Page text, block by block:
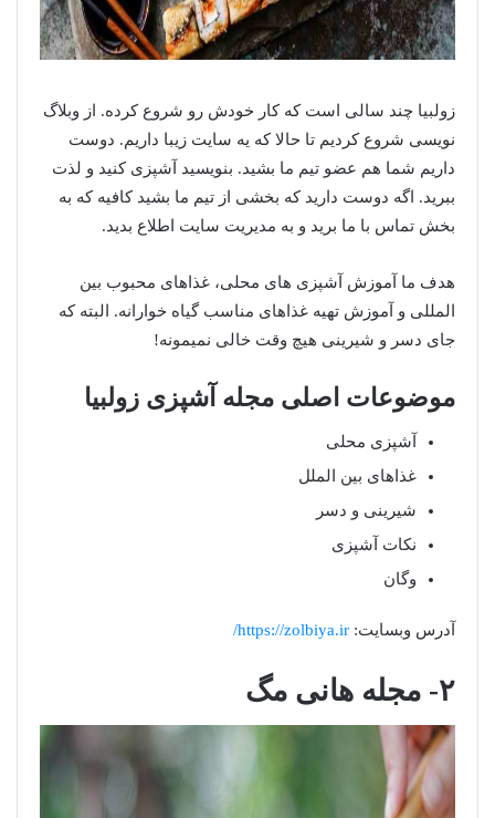
زولبیا چند سالی است که کار خودش رو شروع کرده. از وبلاگ
نویسی شروع کردیم تا حالا که یه سایت زیبا داریم. دوست
داریم شما هم عضو تیم ما بشید. بنویسید آشپزی کنید و لذت
ببرید. اگه دوست دارید که بخشی از تیم ما بشید کافیه که به
بخش تماس با ما برید و به مدیریت سایت اطلاع بدید.
هدف ما آموزش آشپزی های محلی، غذاهای محبوب بین
المللی و آموزش تهیه غذاهای مناسب گیاه خوارانه. البته که
جای دسر و شیرینی هیچ وقت خالی نمیمونه!
موضوعات اصلی مجله آشپزی زولبیا
آشپزی محلی
غذاهای بین الملل
شیرینی و دسر
نکات آشپزی
وگان
آدرس وبسایت: https://zolbiya.ir/
۲- مجله هانی مگ